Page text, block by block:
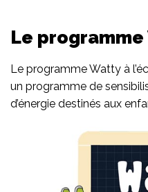
Le
Le programme Watty à
un programme de
d’énergie destinés aux